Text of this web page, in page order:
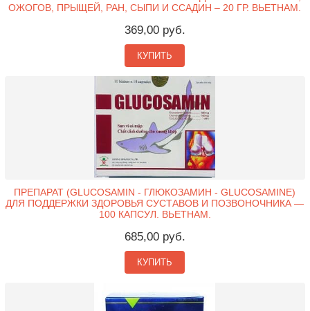
ОЖОГОВ, ПРЫЩЕЙ, РАН, СЫПИ И ССАДИН – 20 ГР. ВЬЕТНАМ.
369,00 руб.
КУПИТЬ
ПРЕПАРАТ (GLUCOSAMIN - ГЛЮКОЗАМИН - GLUCOSAMINE)
ДЛЯ ПОДДЕРЖКИ ЗДОРОВЬЯ СУСТАВОВ И ПОЗВОНОЧНИКА —
100 КАПСУЛ. ВЬЕТНАМ.
685,00 руб.
КУПИТЬ